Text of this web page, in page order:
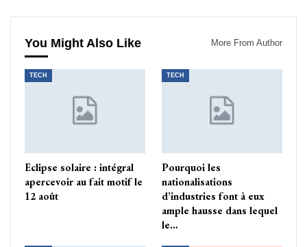
You Might Also Like More From Author
TECH
Eclipse solaire : intégral
apercevoir au fait motif le
12 août
TECH
Pourquoi les
nationalisations
d’industries font à eux
ample hausse dans lequel
le…